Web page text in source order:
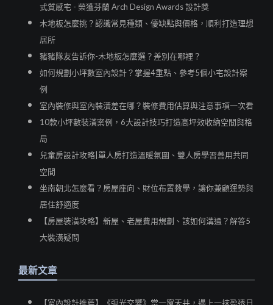
式質感宅 - 榮獲芬蘭 Arch Design Awards 設計獎
木地板怎麼挑？認識常見種類、優缺點與價格，順利打造理想
居所
豬豬隊友告訴你-木地板怎麼選？差別在哪裡？
如何規劃小坪數室內設計？掌握4重點、參考5個小宅設計案
例
室內裝修與室內裝潢差在哪？裝修費用估算與注意事項一次看
10款小坪數裝潢案例，6大設計技巧打造高坪效收納空間與格
局
兒童房設計攻略|單人房打造溫暖氛圍、雙人房學習善用共同
空間
坐南朝北怎麼看？房屋座向、財位布置教學，讓你兼顧運勢與
居住舒適度
【房屋裝潢攻略】新屋、老屋費用規劃、該如何溝通？解答5
大裝潢疑問
最新文章
【室內設計推薦】《弧光交響》當一窗天井，遇上一抹盈透日